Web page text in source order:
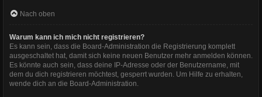
Nach oben
Warum kann ich mich nicht registrieren?
Es kann sein, dass die Board-Administration die Registrierung komplett
ausgeschaltet hat, damit sich keine neuen Benutzer mehr anmelden können.
Es könnte auch sein, dass deine IP-Adresse oder der Benutzername, mit
dem du dich registrieren möchtest, gesperrt wurden. Um Hilfe zu erhalten,
wende dich an die Board-Administration.